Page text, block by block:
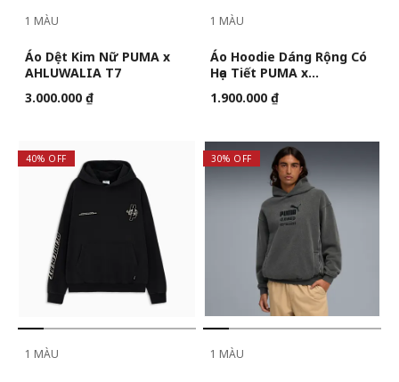
1 MÀU
Áo Dệt Kim Nữ PUMA x
AHLUWALIA T7
3.000.000 ₫
1 MÀU
Áo Hoodie Dáng Rộng Có
Họa Tiết PUMA x
POKÉMON Nam
1.900.000 ₫
40% OFF
1 MÀU
30% OFF
1 MÀU